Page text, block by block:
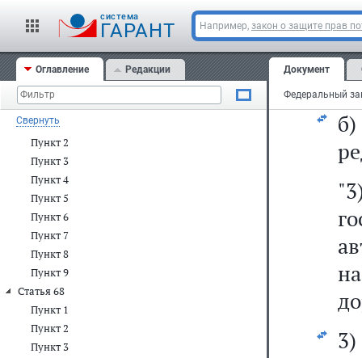
cистема
ГАРАНТ Например, закон о защите прав
Оглавление Редакции
Свернуть
Статья 65
Пункт 1
Пункт 2
Статья 66
Статья 67
Пункт 1
Пункт 2
Пункт 3
Пункт 4
Пункт 5
Пункт 6
Пункт 7
Пункт 8
Пункт 9
Статья 68
Пункт 1
Пункт 2
Пункт 3
Документ
а)